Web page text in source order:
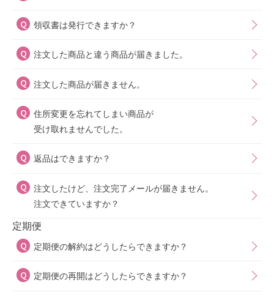
領収書は発行できますか？
注文した商品と違う商品が届きました。
注文した商品が届きません。
住所変更を忘れてしまい商品が
受け取れませんでした。
返品はできますか？
注文したけど、注文完了メールが届きません。
注文できていますか？
定期便
定期便の解約はどうしたらできますか？
定期便の再開はどうしたらできますか？